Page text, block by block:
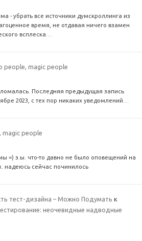
- убрать все источники думскроллинга из
время, не отдавая ничего взамен
всплеска…
people, magic people
Последняя предыдущая запись
2023, с тех пор никаких уведомлений…
magic people
=) з.ы. что-то давно не было оповещений на
надеюсь сейчас починилось
тест-дизайна – Можно Подумать к
неочевидные надводные